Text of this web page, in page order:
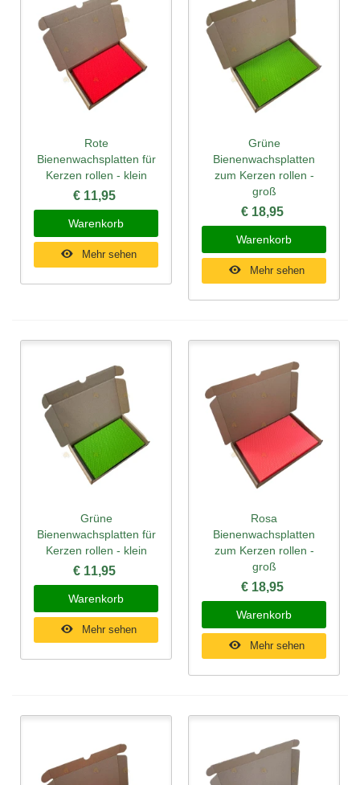
Rote
Bienenwachsplatten für
Kerzen rollen - klein
€ 11,95
Warenkorb
Mehr sehen
Grüne
Bienenwachsplatten
zum Kerzen rollen -
groß
€ 18,95
Warenkorb
Mehr sehen
Grüne
Bienenwachsplatten für
Kerzen rollen - klein
€ 11,95
Warenkorb
Mehr sehen
Rosa
Bienenwachsplatten
zum Kerzen rollen -
groß
€ 18,95
Warenkorb
Mehr sehen